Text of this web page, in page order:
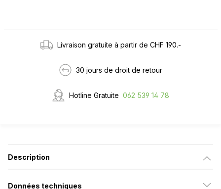
Livraison gratuite à partir de CHF 190.-
30 jours de droit de retour
Hotline Gratuite 062 539 14 78
Description
Données techniques